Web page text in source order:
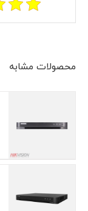
محصولات مشابه